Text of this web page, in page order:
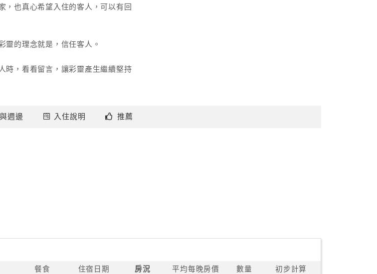
，也真心希望入住的客人，可以有回
靈的理念就是，信任客人。
時，看看留言，讓彩靈產生繼續堅持
客棧的門。
看看。會喜歡海邊的房子，是因為
接觸到三毛這位作家。看了三毛的
宿的執照。背負著沉重的貸款壓力，
與週邊 入住說明 推薦
餐食 住宿日期 房況 平均每晚房價 數量 初步計算